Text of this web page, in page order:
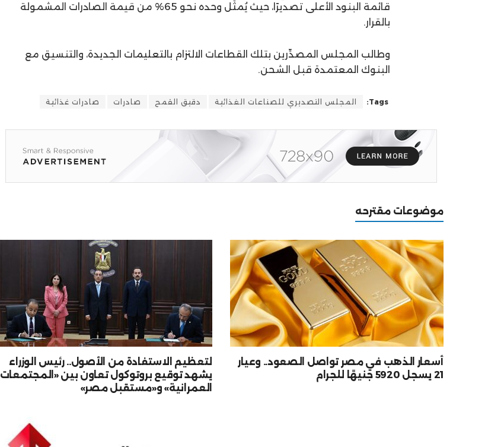
قائمة البنود الأعلى تصديرًا، حيث يُمثِّل وحده نحو 65% من قيمة الصادرات المشمولة
بالقرار.
وطالب المجلس المصدِّرين بتلك القطاعات الالتزام بالتعليمات الجديدة، والتنسيق مع
البنوك المعتمدة قبل الشحن.
Tags: المجلس التصديري للصناعات الغذائية دقيق القمح صادرات صادرات غذائية
موضوعات مقترحه
أسعار الذهب في مصر تواصل الصعود.. وعيار
21 يسجل 5920 جنيهًا للجرام
لتعظيم الاستفادة من الأصول.. رئيس الوزراء
يشهد توقيع بروتوكول تعاون بين «المجتمعات
العمرانية» و«مستقبل مصر»